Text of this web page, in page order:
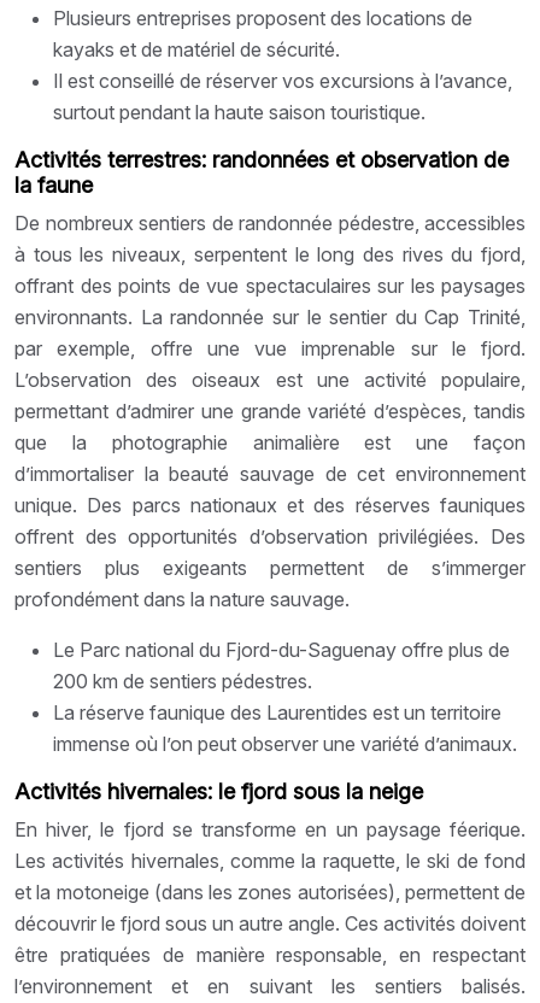
Plusieurs entreprises proposent des locations de
kayaks et de matériel de sécurité.
Il est conseillé de réserver vos excursions à l’avance,
surtout pendant la haute saison touristique.
Activités terrestres: randonnées et observation de
la faune
De nombreux sentiers de randonnée pédestre, accessibles
à tous les niveaux, serpentent le long des rives du fjord,
offrant des points de vue spectaculaires sur les paysages
environnants. La randonnée sur le sentier du Cap Trinité,
par exemple, offre une vue imprenable sur le fjord.
L’observation des oiseaux est une activité populaire,
permettant d’admirer une grande variété d’espèces, tandis
que la photographie animalière est une façon
d’immortaliser la beauté sauvage de cet environnement
unique. Des parcs nationaux et des réserves fauniques
offrent des opportunités d’observation privilégiées. Des
sentiers plus exigeants permettent de s’immerger
profondément dans la nature sauvage.
Le Parc national du Fjord-du-Saguenay offre plus de
200 km de sentiers pédestres.
La réserve faunique des Laurentides est un territoire
immense où l’on peut observer une variété d’animaux.
Activités hivernales: le fjord sous la neige
En hiver, le fjord se transforme en un paysage féerique.
Les activités hivernales, comme la raquette, le ski de fond
et la motoneige (dans les zones autorisées), permettent de
découvrir le fjord sous un autre angle. Ces activités doivent
être pratiquées de manière responsable, en respectant
l’environnement et en suivant les sentiers balisés.